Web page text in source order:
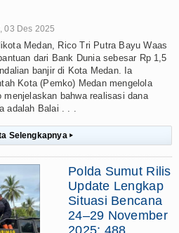
03 Des 2025
Medan, Rico Tri Putra Bayu Waas
dari Bank Dunia sebesar Rp 1,5
banjir di Kota Medan. Ia
Kota (Pemko) Medan mengelola
bahwa realisasi dana
adalah Balai . . .
Selengkapnya ▸
Polda Sumut Rilis
Update Lengkap
Situasi Bencana
24–29 November